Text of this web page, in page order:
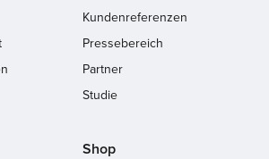
Kundenreferenzen
Pressebereich
Partner
Studie
Shop